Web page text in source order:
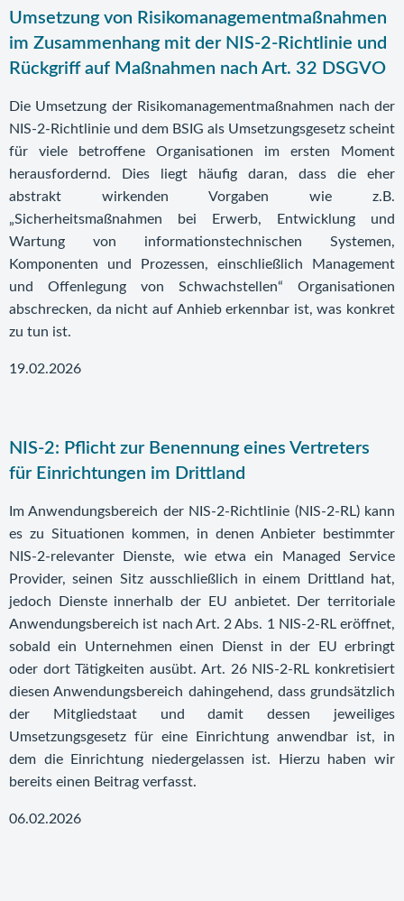
Umsetzung von Risikomanagementmaßnahmen
im Zusammenhang mit der NIS-2-Richtlinie und
Rückgriff auf Maßnahmen nach Art. 32 DSGVO
Die Umsetzung der Risikomanagementmaßnahmen nach der
NIS-2-Richtlinie und dem BSIG als Umsetzungsgesetz scheint
für viele betroffene Organisationen im ersten Moment
herausfordernd. Dies liegt häufig daran, dass die eher
abstrakt wirkenden Vorgaben wie z.B.
„Sicherheitsmaßnahmen bei Erwerb, Entwicklung und
Wartung von informationstechnischen Systemen,
Komponenten und Prozessen, einschließlich Management
und Offenlegung von Schwachstellen“ Organisationen
abschrecken, da nicht auf Anhieb erkennbar ist, was konkret
zu tun ist.
19.02.2026
NIS-2: Pflicht zur Benennung eines Vertreters
für Einrichtungen im Drittland
Im Anwendungsbereich der NIS-2-Richtlinie (NIS-2-RL) kann
es zu Situationen kommen, in denen Anbieter bestimmter
NIS-2-relevanter Dienste, wie etwa ein Managed Service
Provider, seinen Sitz ausschließlich in einem Drittland hat,
jedoch Dienste innerhalb der EU anbietet. Der territoriale
Anwendungsbereich ist nach Art. 2 Abs. 1 NIS-2-RL eröffnet,
sobald ein Unternehmen einen Dienst in der EU erbringt
oder dort Tätigkeiten ausübt. Art. 26 NIS-2-RL konkretisiert
diesen Anwendungsbereich dahingehend, dass grundsätzlich
der Mitgliedstaat und damit dessen jeweiliges
Umsetzungsgesetz für eine Einrichtung anwendbar ist, in
dem die Einrichtung niedergelassen ist. Hierzu haben wir
bereits einen Beitrag verfasst.
06.02.2026